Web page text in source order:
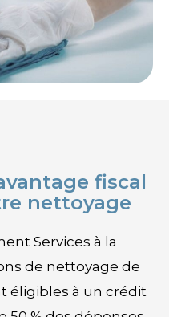
fiscal
nettoyage
Services à la
de nettoyage de
éligibles à un crédit